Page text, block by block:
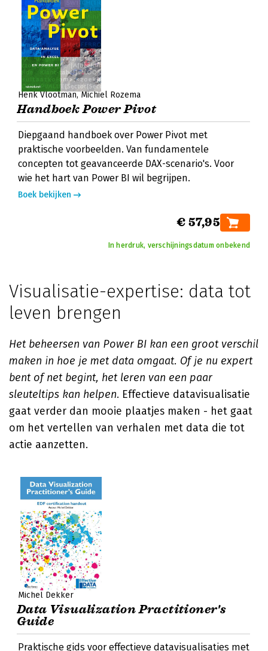
Henk Vlootman Michiel Rozema
Handboek Power Pivot
Diepgaand handboek over Power Pivot met
praktische voorbeelden. Van fundamentele
concepten tot geavanceerde DAX-scenario's. Voor
wie het hart van Power BI wil begrijpen.
Boek bekijken
€ 57,95
In herdruk, verschijningsdatum onbekend
Visualisatie-expertise: data tot
leven brengen
Het beheersen van Power BI kan een groot verschil
maken in hoe je met data omgaat. Of je nu expert
bent of net begint, het leren van een paar
sleuteltips kan helpen. Effectieve datavisualisatie
gaat verder dan mooie plaatjes maken - het gaat
om het vertellen van verhalen met data die tot
actie aanzetten.
Michel Dekker
Data Visualization Practitioner's
Guide
Praktische gids voor effectieve datavisualisaties met